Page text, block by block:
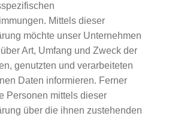
Mittels dieser
möchte unser Unternehmen
Art, Umfang und Zweck der
genutzten und verarbeiteten
Daten informieren. Ferner
Personen mittels dieser
über die ihnen zustehenden